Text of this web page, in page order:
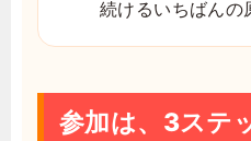
続けるいちばんの
参加は、3ステ